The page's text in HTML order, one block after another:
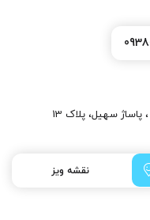
سهیل، پلاک 13
نقشه ویز